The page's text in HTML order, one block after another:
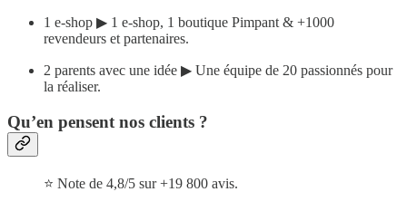
1 e-shop ▶ 1 e-shop, 1 boutique Pimpant & +1000
revendeurs et partenaires.
2 parents avec une idée ▶ Une équipe de 20 passionnés pour
la réaliser.
Qu’en pensent nos clients ?
⭐ Note de 4,8/5 sur +19 800 avis.